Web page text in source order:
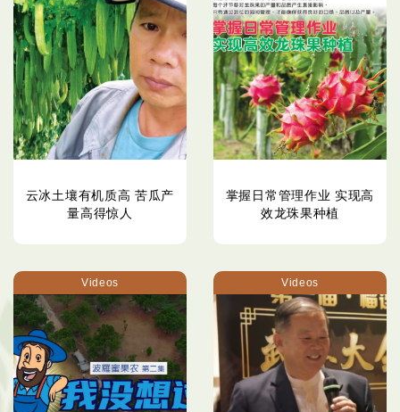
云冰土壤有机质高 苦瓜产
量高得惊人
掌握日常管理作业 实现高
效龙珠果种植
Videos Videos